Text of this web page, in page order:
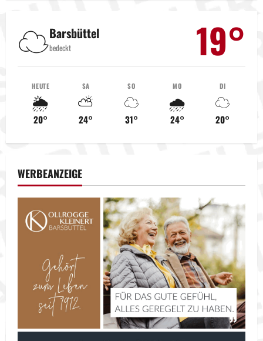
g
s
g
☁️Barsbüttel
bedeckt 19°
HEUTE
🌦️
20°
SA
⛅
24°
SO
☁️
31°
MO
🌧️
24°
DI
☁️
20°
WERBEANZEIGE